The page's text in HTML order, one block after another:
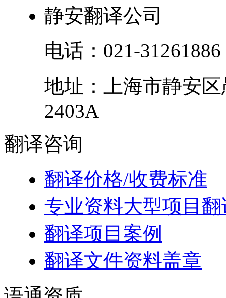
静安翻译公司
电话： 021-31261886
地址：
上海市静安区
2403A
翻译咨询
翻译价格/收费标准
专业资料大型项目翻
翻译项目案例
翻译文件资料盖章